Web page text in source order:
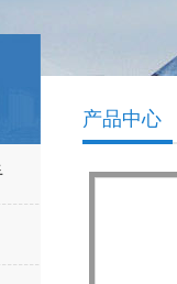
产品中心